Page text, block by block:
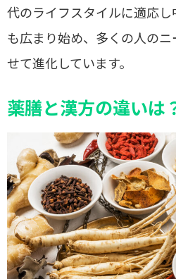
代のライフスタイルに適応
も広まり始め、多くの人の
せて進化しています。
薬膳と漢方の違いは